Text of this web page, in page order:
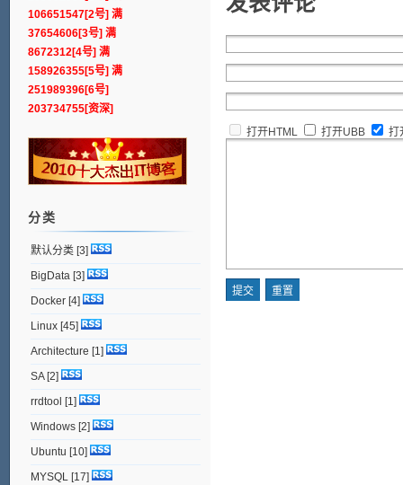
打开HTML 打开UBB 打
106651547[2号] 满
37654606[3号] 满
8672312[4号] 满
158926355[5号] 满
251989396[6号]
203734755[资深]
分类
默认分类[3]
BigData [3]
Docker[4]
Linux[45]
Architecture [1]
SA[2]
rrdtool [1]
Windows[2]
Ubuntu [10]
MYSQL [17]